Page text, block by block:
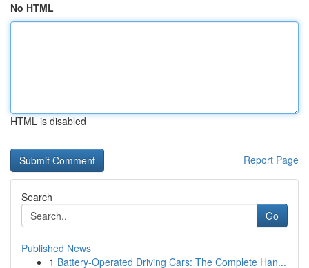
No HTML
HTML is disabled
Report Page
Search
Go
Published News
1 Battery-Operated Driving Cars: The Complete Han...